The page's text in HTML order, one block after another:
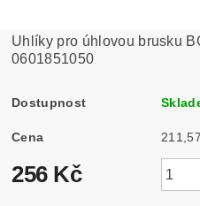
Uhlíky pro úhlovou brusku
0601851050
Dostupnost
Cena
256 Kč